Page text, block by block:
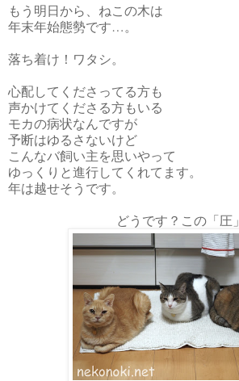
もう明日から、ねこの木は
年末年始態勢です…。
落ち着け！ワタシ。
心配してくださってる方も
声かけてくださる方もいる
モカの病状なんですが
予断はゆるさないけど
こんなバ飼い主を思いやって
ゆっくりと進行してくれてます。
年は越せそうです。
どうです？この「圧」